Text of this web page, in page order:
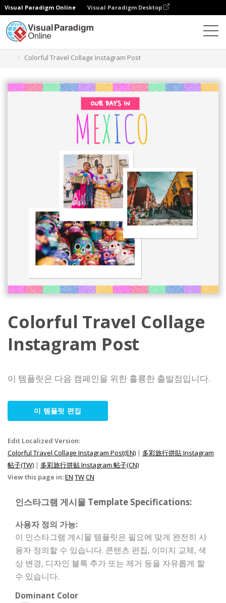
Visual Paradigm Online Visual Paradigm Desktop
Colorful Travel Collage Instagram Post
Colorful Travel Collage
Instagram Post
이 템플릿은 다음 캠페인을 위한 훌륭한 출발점입니다.
이 템플릿 편집
Edit Localized Version:
Colorful Travel Collage Instagram Post(EN) | 多彩旅行拼貼 Instagram
帖子(TW) | 多彩旅行拼贴 Instagram 帖子(CN)
View this page in:EN TWCN
인스타그램 게시물 Template Specifications:
사용자 정의 가능:
이 인스타그램 게시물 템플릿은 필요에 맞게 완전히 사
용자 정의할 수 있습니다. 콘텐츠 편집, 이미지 교체, 색
상 변경, 디자인 블록 추가 또는 제거 등을 자유롭게 할
수 있습니다.
Dominant Color